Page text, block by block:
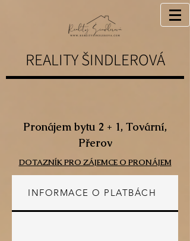
REALITY ŠINDLEROVÁ
Pronájem bytu 2 + 1, Tovární,
Přerov
DOTAZNÍK PRO ZÁJEMCE O PRONÁJEM
INFORMACE O PLATBÁCH